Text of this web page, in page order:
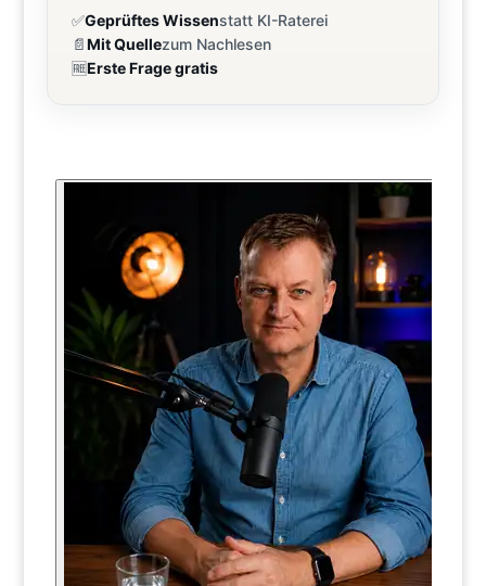
✅Geprüftes Wissenstatt KI-Raterei
📄Mit Quellezum Nachlesen
🆓Erste Frage gratis